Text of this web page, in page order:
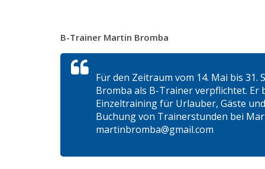
B-Trainer Martin Bromba
Für den Zeitraum vom 14. Mai bis 31.
Bromba als B-Trainer verpflichtet.
Einzeltraining für Urlauber, Gäste
Buchung von Trainerstunden bei
martinbromba@gmail.com